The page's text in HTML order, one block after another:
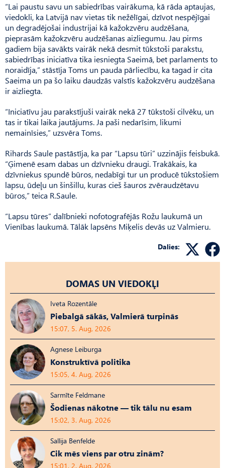
“Lai paustu savu un sabiedrības vairākuma, kā rāda aptaujas,
viedokli, ka Latvijā nav vietas tik nežēlīgai, dzīvot nespējīgai
un degradējošai industrijai kā kažokzvēru audzēšana,
pieprasām kažokzvēru audzēšanas aizliegumu. Jau pirms
gadiem bija savākts vairāk nekā desmit tūkstoši parakstu,
sabiedrības iniciatīva tika iesniegta Saeimā, bet parlaments to
noraidīja,” stāstīja Toms un pauda pārliecību, ka tagad ir cita
Saeima un pa šo laiku daudzās valstīs kažokzvēru audzēšana
ir aizliegta.
“Iniciatīvu jau parakstījuši vairāk nekā 27 tūkstoši cilvēku, un
tas ir tikai laika jautājums. Ja paši nedarīsim, likumi
nemainīsies,” uzsvēra Toms.
Rihards Saule pastāstīja, ka par “Lapsu tūri” uzzinājis feisbukā.
“Ģimenē esam dabas un dzīvnieku draugi. Trakākais, ka
dzīvniekus spundē būros, nedabīgi tur un producē tūkstošiem
lapsu, ūdeļu un šinšillu, kuras cieš šauros zvēr­audzētavu
būros,” teica R.Saule.
“Lapsu tūres” dalībnieki nofotografējās Rožu laukumā un
Vienības laukumā. Tālāk lapsēns Miķelis devās uz Valmieru.
Dalies:
DOMAS UN VIEDOKĻI
Iveta Rozentāle
Piebalgā sākās, Valmierā turpinās
15:07, 5. Aug, 2026
Agnese Leiburga
Konstruktīvā politika
15:05, 4. Aug, 2026
Sarmīte Feldmane
Šodienas nākotne — tik tālu nu esam
15:02, 3. Aug, 2026
Sallija Benfelde
Cik mēs viens par otru zinām?
15:01, 2. Aug, 2026